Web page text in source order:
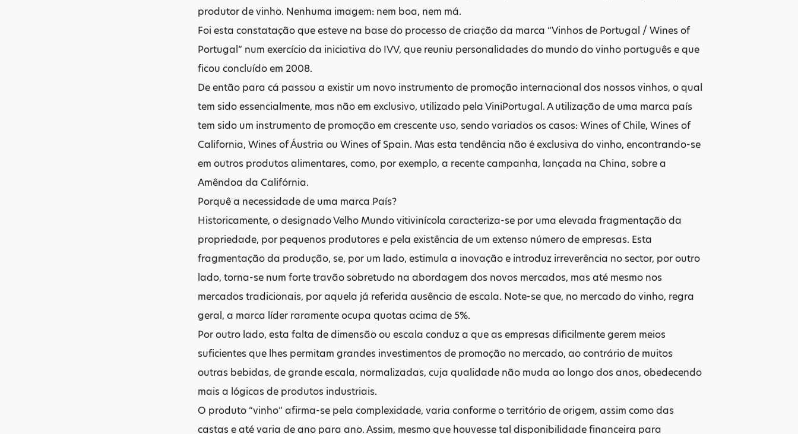
produtor de vinho. Nenhuma imagem: nem boa, nem má.
Foi esta constatação que esteve na base do processo de criação da marca “Vinhos de Portugal / Wines of
Portugal” num exercício da iniciativa do IVV, que reuniu personalidades do mundo do vinho português e que
ficou concluído em 2008.
De então para cá passou a existir um novo instrumento de promoção internacional dos nossos vinhos, o qual
tem sido essencialmente, mas não em exclusivo, utilizado pela ViniPortugal. A utilização de uma marca país
tem sido um instrumento de promoção em crescente uso, sendo variados os casos: Wines of Chile, Wines of
California, Wines of Áustria ou Wines of Spain. Mas esta tendência não é exclusiva do vinho, encontrando-se
em outros produtos alimentares, como, por exemplo, a recente campanha, lançada na China, sobre a
Amêndoa da Califórnia.
Porquê a necessidade de uma marca País?
Historicamente, o designado Velho Mundo vitivinícola caracteriza-se por uma elevada fragmentação da
propriedade, por pequenos produtores e pela existência de um extenso número de empresas. Esta
fragmentação da produção, se, por um lado, estimula a inovação e introduz irreverência no sector, por outro
lado, torna-se num forte travão sobretudo na abordagem dos novos mercados, mas até mesmo nos
mercados tradicionais, por aquela já referida ausência de escala. Note-se que, no mercado do vinho, regra
geral, a marca líder raramente ocupa quotas acima de 5%.
Por outro lado, esta falta de dimensão ou escala conduz a que as empresas dificilmente gerem meios
suficientes que lhes permitam grandes investimentos de promoção no mercado, ao contrário de muitos
outras bebidas, de grande escala, normalizadas, cuja qualidade não muda ao longo dos anos, obedecendo
mais a lógicas de produtos industriais.
O produto “vinho” afirma-se pela complexidade, varia conforme o território de origem, assim como das
castas e até varia de ano para ano. Assim, mesmo que houvesse tal disponibilidade financeira para